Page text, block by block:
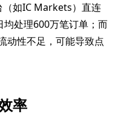
（如IC Markets）直连
处理600万笔订单；而
动性不足，可能导致点
率